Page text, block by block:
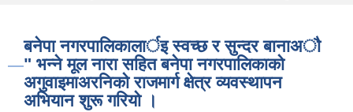
बनेपा नगरपालिकालार्इ स्वच्छ र सुन्दर बानाअाै
" भन्ने मूल नारा सहित बनेपा नगरपालिकाको
अगुवाइमाअरनिको राजमार्ग क्षेत्र व्यवस्थापन
अभियान शुरू गरियो ।